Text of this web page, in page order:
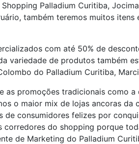
Palladium Curitiba,
também teremos muitos itens
com até 50% de
variedade de produtos também
do Palladium Curitiba,
promoções tradicionais como
o maior mix de lojas ancoras da
consumidores felizes por
do shopping porque
de Marketing do Palladium